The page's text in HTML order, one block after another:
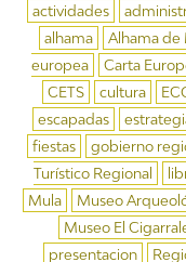
actividades
alhama
Alhama de
europea
Carta
CETS
cultura
escapadas
fiestas
gobierno
Turístico Regional
Mula
Museo
Museo El
presentacion